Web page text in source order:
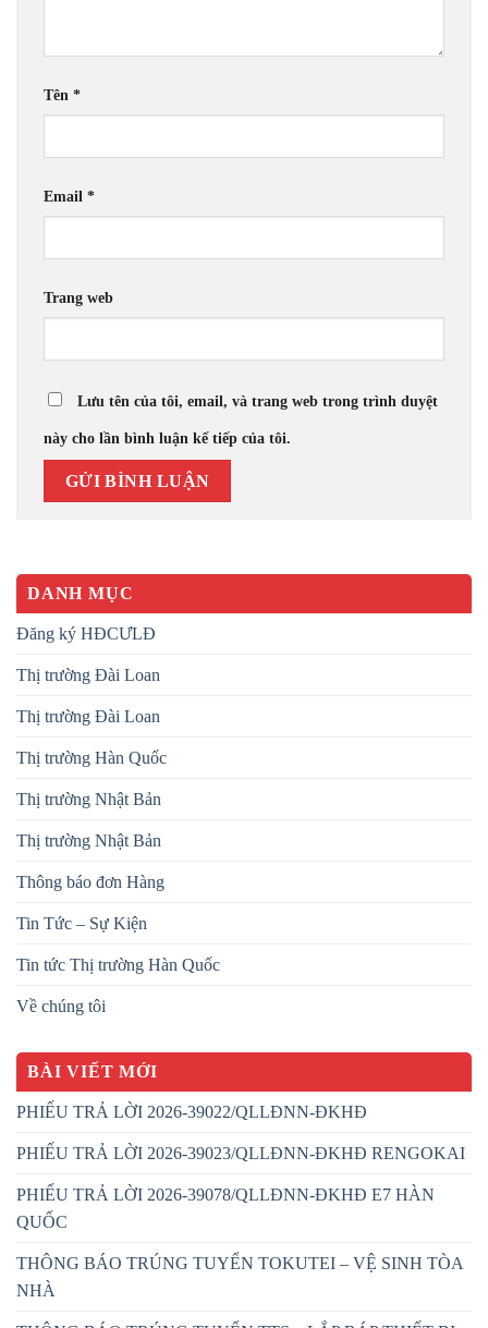
Tên *
Email *
Trang web
Lưu tên của tôi, email, và trang web trong trình duyệt
này cho lần bình luận kế tiếp của tôi.
DANH MỤC
Đăng ký HĐCƯLĐ
Thị trường Đài Loan
Thị trường Đài Loan
Thị trường Hàn Quốc
Thị trường Nhật Bản
Thị trường Nhật Bản
Thông báo đơn Hàng
Tin Tức – Sự Kiện
Tin tức Thị trường Hàn Quốc
Về chúng tôi
BÀI VIẾT MỚI
PHIẾU TRẢ LỜI 2026-39022/QLLĐNN-ĐKHĐ
PHIẾU TRẢ LỜI 2026-39023/QLLĐNN-ĐKHĐ RENGOKAI
PHIẾU TRẢ LỜI 2026-39078/QLLĐNN-ĐKHĐ E7 HÀN
QUỐC
THÔNG BÁO TRÚNG TUYỂN TOKUTEI – VỆ SINH TÒA
NHÀ